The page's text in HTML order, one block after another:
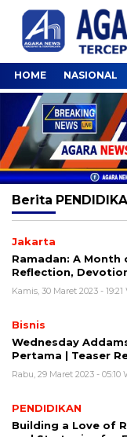
HOME NASIONAL
Berita
Jakarta
Ramadan: A Month
Reflection,
Kamis, 30 Maret 2023 - 19:21
Bisnis
Wednesday
Pertama | Teaser
Rabu, 29 Maret 2023 - 05:10
PENDIDIKAN
Building a Love of